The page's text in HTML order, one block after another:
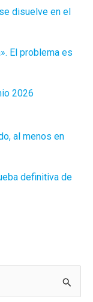
disuelve en el
El problema es
2026
al menos en
definitiva de